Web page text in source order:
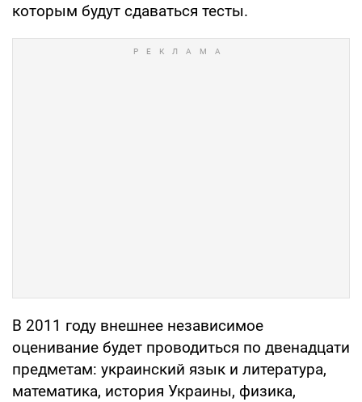
которым будут сдаваться тесты.
В 2011 году внешнее независимое
оценивание будет проводиться по двенадцати
предметам: украинский язык и литература,
математика, история Украины, физика,